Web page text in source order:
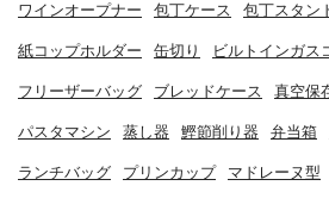
ワインオープナー 包丁ケース 包丁スタン
紙コップホルダー 缶切り ビルトインガス
フリーザーバッグ ブレッドケース 真空保
パスタマシン 蒸し器 鰹節削り器 弁当箱
ランチバッグ プリンカップ マドレーヌ型